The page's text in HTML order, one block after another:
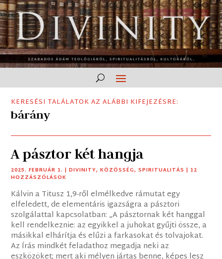
KERESÉSI TALÁLATOK AZ ALÁBBI KIFEJEZÉSRE:
bárány
A pásztor két hangja
2025. FEBRUÁR 1. |DIVINITY,KÖZÖSSÉG,SPIRITUALITÁS | 12
HOZZÁSZÓLÁSOK
Kálvin a Titusz 1,9-ről elmélkedve rámutat egy
elfeledett, de elementáris igazságra a pásztori
szolgálattal kapcsolatban: „A pásztornak két hanggal
kell rendelkeznie: az egyikkel a juhokat gyűjti össze, a
másikkal elhárítja és elűzi a farkasokat és tolvajokat.
Az Írás mindkét feladathoz megadja neki az